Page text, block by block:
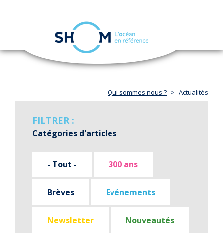
Aller
navigation
Qui sommes nous ? Actualités
FILTRER :
Catégories d'articles
- Tout - 300 ans
Brèves Evénements
Newsletter Nouveautés